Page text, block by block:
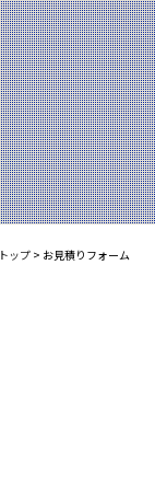
トップ > お見積りフォーム